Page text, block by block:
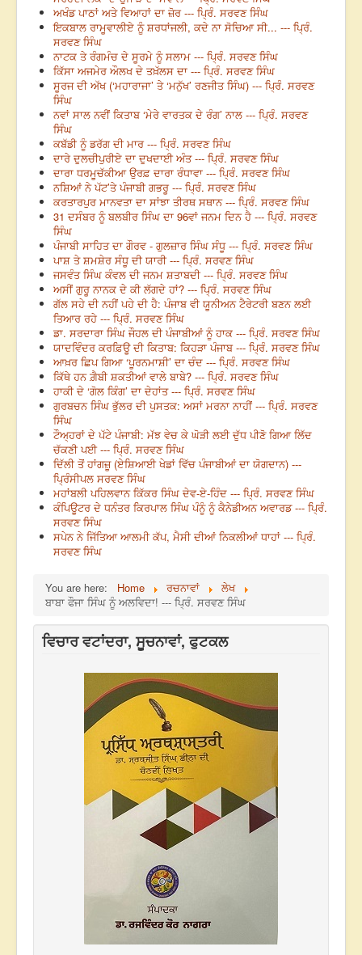
ਅਖੰਡ ਪਾਠਾਂ ਅਤੇ ਵਿਆਹਾਂ ਦਾ ਜ਼ੋਰ --- ਪ੍ਰਿੰ. ਸਰਵਣ ਸਿੰਘ
ਇਕਬਾਲ ਰਾਮੂਵਾਲੀਏ ਨੂੰ ਸ਼ਰਧਾਂਜਲੀ, ਕਦੇ ਨਾ ਸੋਚਿਆ ਸੀ... --- ਪ੍ਰਿੰ.
ਸਰਵਣ ਸਿੰਘ
ਨਾਟਕ ਤੇ ਰੰਗਮੰਚ ਦੇ ਸੂਰਮੇ ਨੂੰ ਸਲਾਮ --- ਪ੍ਰਿੰ. ਸਰਵਣ ਸਿੰਘ
ਕਿੱਸਾ ਅਜਮੇਰ ਔਲਖ ਦੇ ਤਖ਼ੱਲਸ ਦਾ --- ਪ੍ਰਿੰ. ਸਰਵਣ ਸਿੰਘ
ਸੂਰਜ ਦੀ ਅੱਖ (‘ਮਹਾਰਾਜਾ’ ਤੇ ‘ਮਨੁੱਖ’ ਰਣਜੀਤ ਸਿੰਘ) --- ਪ੍ਰਿੰ. ਸਰਵਣ
ਸਿੰਘ
ਨਵਾਂ ਸਾਲ ਨਵੀਂ ਕਿਤਾਬ ‘ਮੇਰੇ ਵਾਰਤਕ ਦੇ ਰੰਗ’ ਨਾਲ --- ਪ੍ਰਿੰ. ਸਰਵਣ
ਸਿੰਘ
ਕਬੱਡੀ ਨੂੰ ਡਰੱਗ ਦੀ ਮਾਰ --- ਪ੍ਰਿੰ. ਸਰਵਣ ਸਿੰਘ
ਦਾਰੇ ਦੁਲਚੀਪੁਰੀਏ ਦਾ ਦੁਖਦਾਈ ਅੰਤ --- ਪ੍ਰਿੰ. ਸਰਵਣ ਸਿੰਘ
ਦਾਰਾ ਧਰਮੂਚੱਕੀਆ ਉਰਫ਼ ਦਾਰਾ ਰੰਧਾਵਾ --- ਪ੍ਰਿੰ. ਸਰਵਣ ਸਿੰਘ
ਨਸ਼ਿਆਂ ਨੇ ਪੱਟ’ਤੇ ਪੰਜਾਬੀ ਗਭਰੂ --- ਪ੍ਰਿੰ. ਸਰਵਣ ਸਿੰਘ
ਕਰਤਾਰਪੁਰ ਮਾਨਵਤਾ ਦਾ ਸਾਂਝਾ ਤੀਰਥ ਸਥਾਨ --- ਪ੍ਰਿੰ. ਸਰਵਣ ਸਿੰਘ
31 ਦਸੰਬਰ ਨੂੰ ਬਲਬੀਰ ਸਿੰਘ ਦਾ 96ਵਾਂ ਜਨਮ ਦਿਨ ਹੈ --- ਪ੍ਰਿੰ. ਸਰਵਣ
ਸਿੰਘ
ਪੰਜਾਬੀ ਸਾਹਿਤ ਦਾ ਗੌਰਵ - ਗੁਲਜ਼ਾਰ ਸਿੰਘ ਸੰਧੂ --- ਪ੍ਰਿੰ. ਸਰਵਣ ਸਿੰਘ
ਪਾਸ਼ ਤੇ ਸ਼ਮਸ਼ੇਰ ਸੰਧੂ ਦੀ ਯਾਰੀ --- ਪ੍ਰਿੰ. ਸਰਵਣ ਸਿੰਘ
ਜਸਵੰਤ ਸਿੰਘ ਕੰਵਲ ਦੀ ਜਨਮ ਸ਼ਤਾਬਦੀ --- ਪ੍ਰਿੰ. ਸਰਵਣ ਸਿੰਘ
ਅਸੀਂ ਗੁਰੂ ਨਾਨਕ ਦੇ ਕੀ ਲੱਗਦੇ ਹਾਂ? --- ਪ੍ਰਿੰ. ਸਰਵਣ ਸਿੰਘ
ਗੱਲ ਸਹੇ ਦੀ ਨਹੀਂ ਪਹੇ ਦੀ ਹੈ: ਪੰਜਾਬ ਵੀ ਯੂਨੀਅਨ ਟੈਰੇਟਰੀ ਬਣਨ ਲਈ
ਤਿਆਰ ਰਹੇ --- ਪ੍ਰਿੰ. ਸਰਵਣ ਸਿੰਘ
ਡਾ. ਸਰਦਾਰਾ ਸਿੰਘ ਜੌਹਲ ਦੀ ਪੰਜਾਬੀਆਂ ਨੂੰ ਹਾਕ --- ਪ੍ਰਿੰ. ਸਰਵਣ ਸਿੰਘ
ਯਾਦਵਿੰਦਰ ਕਰਫ਼ਿਊ ਦੀ ਕਿਤਾਬ: ਕਿਹੜਾ ਪੰਜਾਬ --- ਪ੍ਰਿੰ. ਸਰਵਣ ਸਿੰਘ
ਆਖ਼ਰ ਛਿਪ ਗਿਆ ‘ਪੂਰਨਮਾਸ਼ੀ’ ਦਾ ਚੰਦ --- ਪ੍ਰਿੰ. ਸਰਵਣ ਸਿੰਘ
ਕਿੱਥੇ ਹਨ ਗ਼ੈਬੀ ਸ਼ਕਤੀਆਂ ਵਾਲੇ ਬਾਬੇ? --- ਪ੍ਰਿੰ. ਸਰਵਣ ਸਿੰਘ
ਹਾਕੀ ਦੇ ‘ਗੋਲ ਕਿੰਗ’ ਦਾ ਦੇਹਾਂਤ --- ਪ੍ਰਿੰ. ਸਰਵਣ ਸਿੰਘ
ਗੁਰਬਚਨ ਸਿੰਘ ਭੁੱਲਰ ਦੀ ਪੁਸਤਕ: ਅਸਾਂ ਮਰਨਾ ਨਾਹੀਂ --- ਪ੍ਰਿੰ. ਸਰਵਣ
ਸਿੰਘ
ਟੌਅ੍ਹਰਾਂ ਦੇ ਪੱਟੇ ਪੰਜਾਬੀ: ਮੱਝ ਵੇਚ ਕੇ ਘੋੜੀ ਲਈ ਦੁੱਧ ਪੀਣੋ ਗਿਆ ਲਿੱਦ
ਚੱਕਣੀ ਪਈ --- ਪ੍ਰਿੰ. ਸਰਵਣ ਸਿੰਘ
ਦਿੱਲੀ ਤੋਂ ਹਾਂਗਜ਼ੂ (ਏਸ਼ਿਆਈ ਖੇਡਾਂ ਵਿੱਚ ਪੰਜਾਬੀਆਂ ਦਾ ਯੋਗਦਾਨ) ---
ਪ੍ਰਿੰਸੀਪਲ ਸਰਵਣ ਸਿੰਘ
ਮਹਾਂਬਲੀ ਪਹਿਲਵਾਨ ਕਿੱਕਰ ਸਿੰਘ ਦੇਵ-ਏ-ਹਿੰਦ --- ਪ੍ਰਿੰ. ਸਰਵਣ ਸਿੰਘ
ਕੰਪਿਊਟਰ ਦੇ ਧਨੰਤਰ ਕਿਰਪਾਲ ਸਿੰਘ ਪੰਨੂੰ ਨੂੰ ਕੈਨੇਡੀਅਨ ਅਵਾਰਡ --- ਪ੍ਰਿੰ.
ਸਰਵਣ ਸਿੰਘ
ਸਪੇਨ ਨੇ ਜਿੱਤਿਆ ਆਲਮੀ ਕੱਪ, ਮੈਸੀ ਦੀਆਂ ਨਿਕਲੀਆਂ ਧਾਹਾਂ --- ਪ੍ਰਿੰ.
ਸਰਵਣ ਸਿੰਘ
You are here: Home ਰਚਨਾਵਾਂ
ਲੇਖ
ਬਾਬਾ ਫੌਜਾ ਸਿੰਘ ਨੂੰ ਅਲਵਿਦਾ! --- ਪ੍ਰਿੰ. ਸਰਵਣ ਸਿੰਘ
ਵਿਚਾਰ ਵਟਾਂਦਰਾ, ਸੂਚਨਾਵਾਂ, ਫੁਟਕਲ